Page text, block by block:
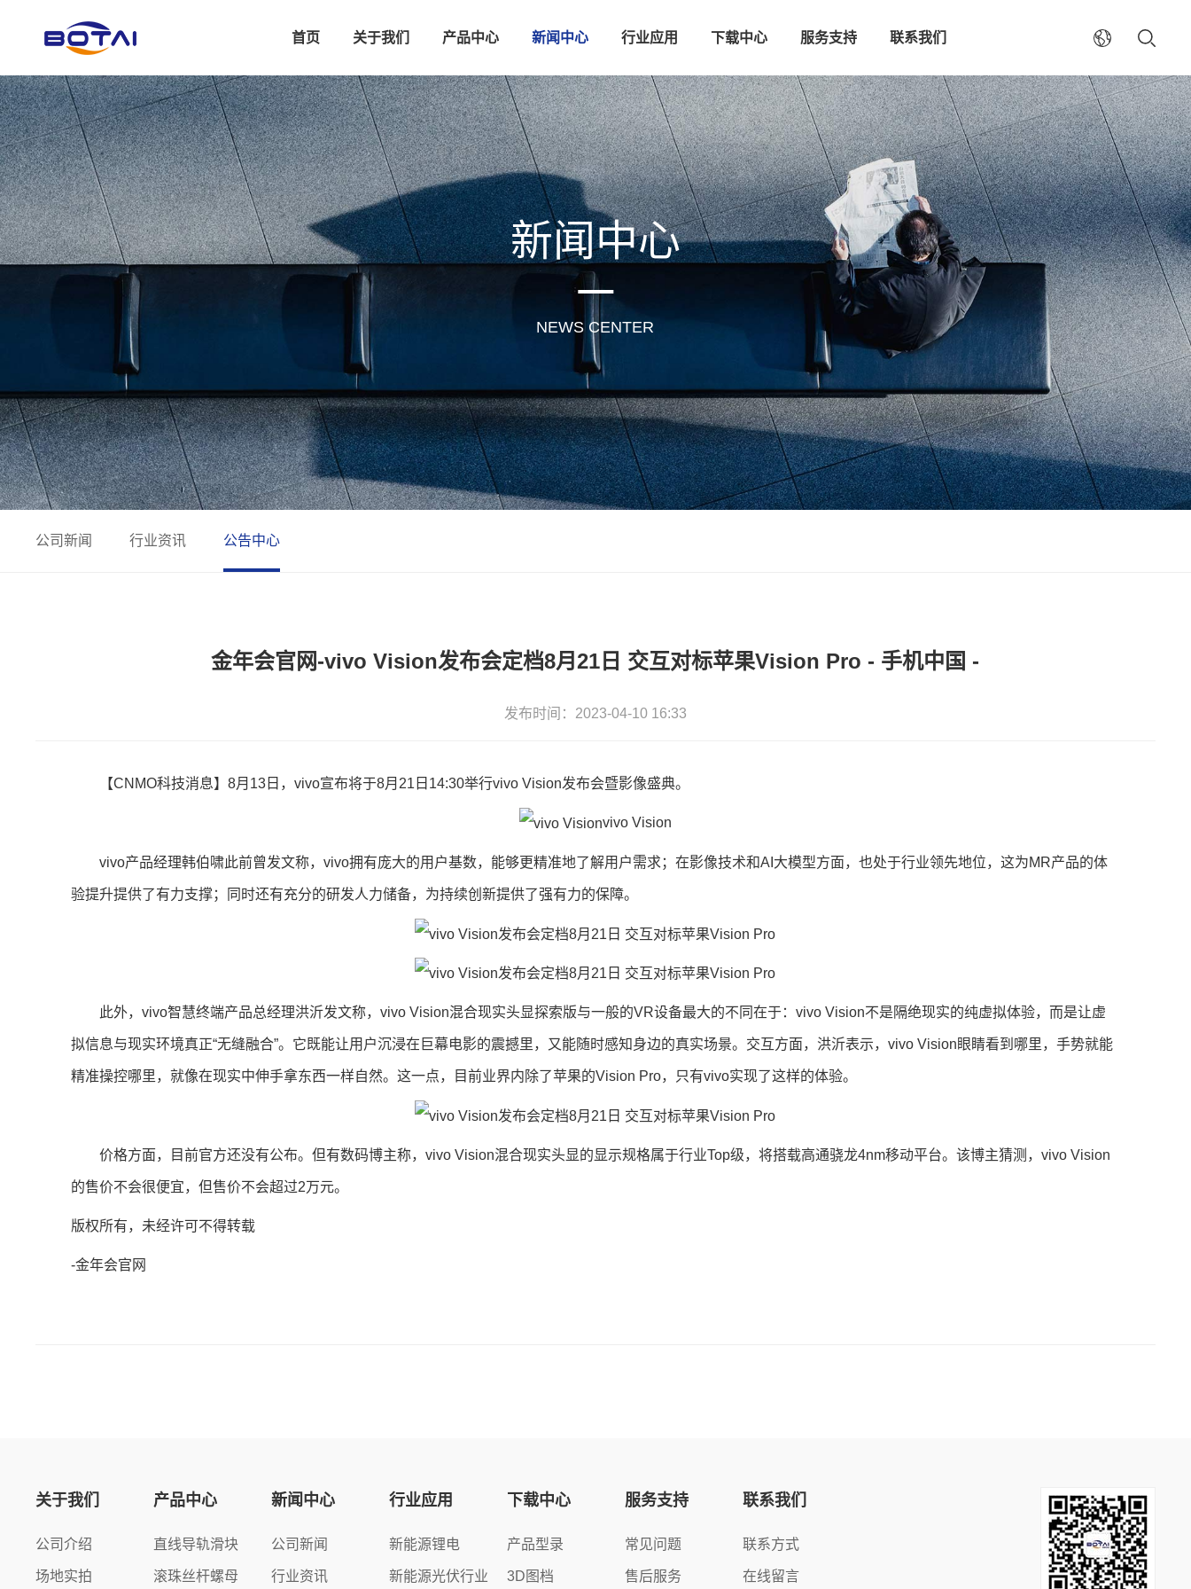
首页 关于我们 产品中心 新闻中心 行业应用 下载中心 服务支持 联系我们
新闻中心
NEWS CENTER
公司新闻 行业资讯 公告中心
金年会官网-vivo Vision发布会定档8月21日 交互对标苹果Vision Pro - 手机中国 -
发布时间：2023-04-10 16:33
【CNMO科技消息】8月13日，vivo宣布将于8月21日14:30举行vivo Vision发布会暨影像盛典。
vivo Vision
vivo产品经理韩伯啸此前曾发文称，vivo拥有庞大的用户基数，能够更精准地了解用户需求；在影像技术和AI大模型方面，也处于行业领先地位，这为MR产品的体
验提升提供了有力支撑；同时还有充分的研发人力储备，为持续创新提供了强有力的保障。
此外，vivo智慧终端产品总经理洪沂发文称，vivo Vision混合现实头显探索版与一般的VR设备最大的不同在于：vivo Vision不是隔绝现实的纯虚拟体验，而是让虚
拟信息与现实环境真正“无缝融合”。它既能让用户沉浸在巨幕电影的震撼里，又能随时感知身边的真实场景。交互方面，洪沂表示，vivo Vision眼睛看到哪里，手势就能
精准操控哪里，就像在现实中伸手拿东西一样自然。这一点，目前业界内除了苹果的Vision Pro，只有vivo实现了这样的体验。
价格方面，目前官方还没有公布。但有数码博主称，vivo Vision混合现实头显的显示规格属于行业Top级，将搭载高通骁龙4nm移动平台。该博主猜测，vivo Vision
的售价不会很便宜，但售价不会超过2万元。
版权所有，未经许可不得转载
-金年会官网
关于我们
公司介绍
场地实拍
产品中心
直线导轨滑块
滚珠丝杆螺母
新闻中心
公司新闻
行业资讯
行业应用
新能源锂电
新能源光伏行业
下载中心
产品型录
3D图档
服务支持
常见问题
售后服务
联系我们
联系方式
在线留言